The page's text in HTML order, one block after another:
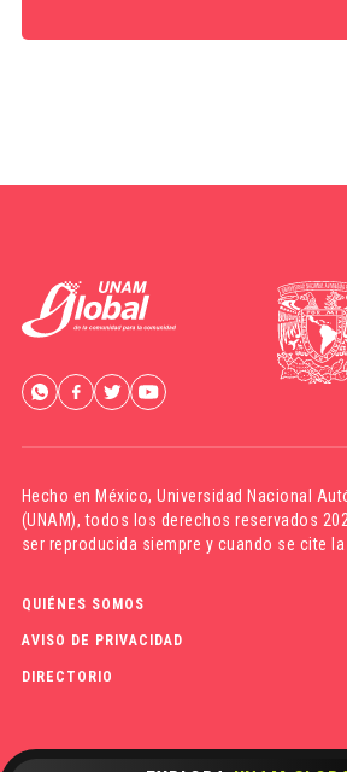
Hecho en México,Universidad Nacional
(UNAM), todos los derechos reservados
ser reproducida siempre y cuando se cite
QUIÉNES SOMOS
AVISO DE PRIVACIDAD
DIRECTORIO